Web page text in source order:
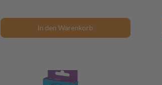
In den Warenkorb